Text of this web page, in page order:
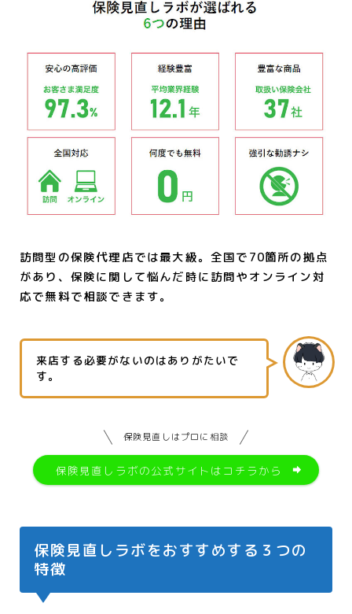
訪問型の保険代理店では最大級。全国で70箇所の拠点
があり、保険に関して悩んだ時に訪問やオンライン対
応で無料で相談できます。
来店する必要がないのはありがたいで
す。
保険見直しはプロに相談
保険見直しラボの公式サイトはコチラから
保険見直しラボをおすすめする３つの
特徴